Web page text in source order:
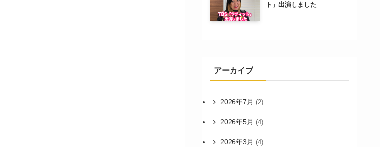
ト」出演しました
アーカイブ
2026年7月 (2)
2026年5月 (4)
2026年3月 (4)